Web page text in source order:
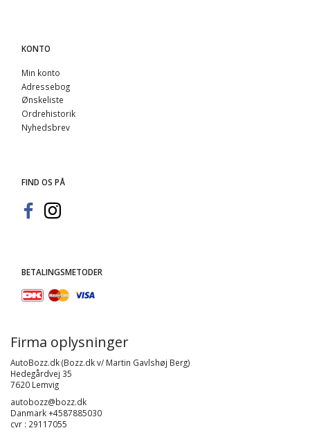
KONTO
Min konto
Adressebog
Ønskeliste
Ordrehistorik
Nyhedsbrev
FIND OS PÅ
BETALINGSMETODER
Firma oplysninger
AutoBozz.dk (Bozz.dk v/ Martin Gavlshøj Berg)
Hedegårdvej 35
7620 Lemvig
autobozz@bozz.dk
Danmark +4587885030
cvr : 29117055